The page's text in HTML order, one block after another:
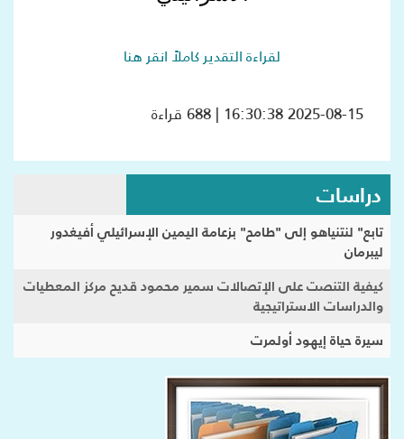
لقراءة التقدير كاملاً انقر هنا
2025-08-15 16:30:38 | 688 قراءة
دراسات
تابع" لنتنياهو إلى "طامح" بزعامة اليمين الإسرائيلي أفيغدور
ليبرمان
كيفية التنصت على الإتصالات سمير محمود قديح مركز المعطيات
والدراسات الاستراتيجية
سيرة حياة إيهود أولمرت